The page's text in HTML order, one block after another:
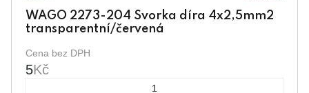
WAGO 2273-204 Svorka díra 4x2,5mm2
transparentní/červená
Cena bez DPH
5Kč